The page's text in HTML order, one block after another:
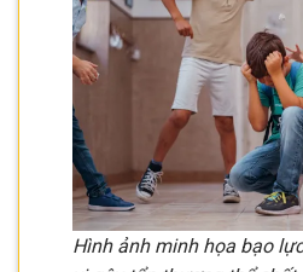
Hình ảnh minh họa bạo